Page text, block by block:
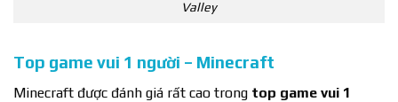
Valley
Top game vui 1 người – Minecraft
Minecraft được đánh giá rất cao trong top game vui 1